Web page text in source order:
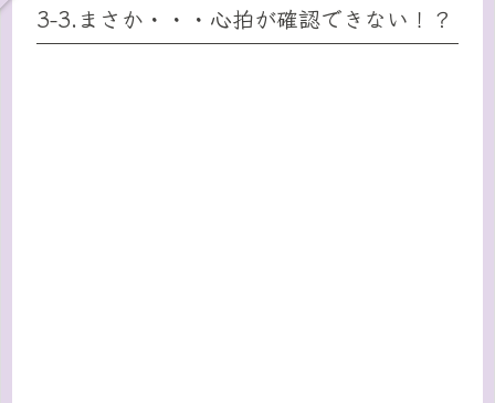
3-3.まさか・・・心拍が確認できない！？